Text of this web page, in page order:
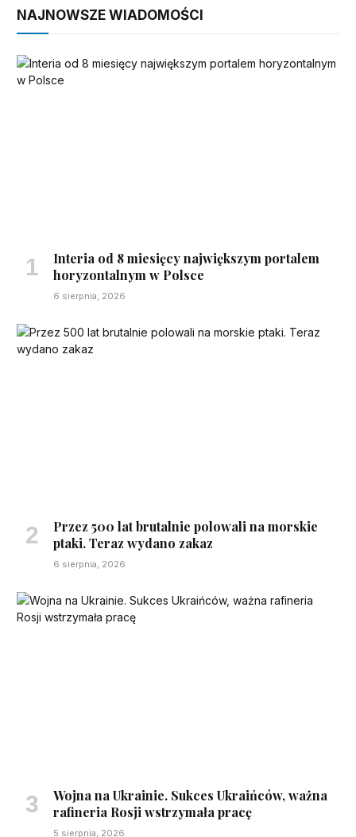
NAJNOWSZE WIADOMOŚCI
Interia od 8 miesięcy największym portalem
horyzontalnym w Polsce
6 sierpnia, 2026
Przez 500 lat brutalnie polowali na morskie
ptaki. Teraz wydano zakaz
6 sierpnia, 2026
Wojna na Ukrainie. Sukces Ukraińców, ważna
rafineria Rosji wstrzymała pracę
5 sierpnia, 2026